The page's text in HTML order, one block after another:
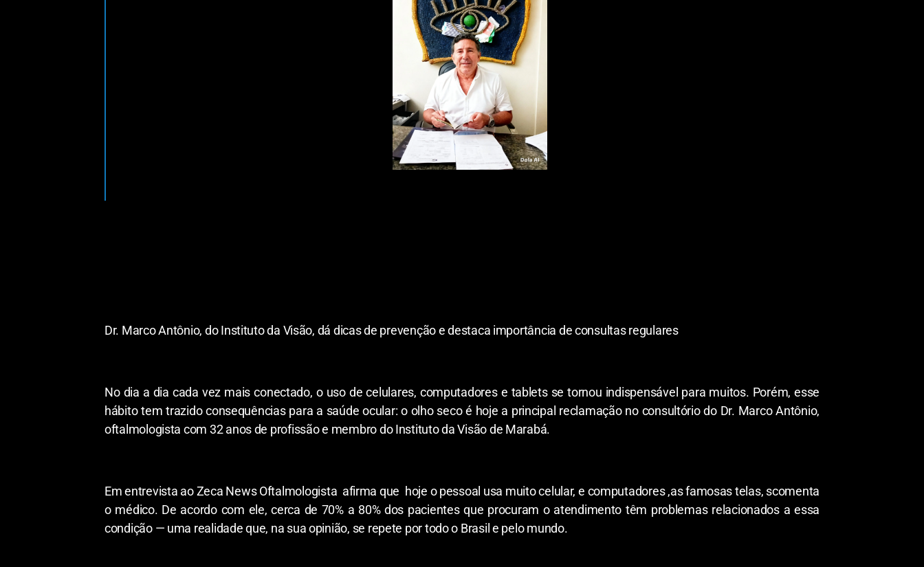
Dr. Marco Antônio, do Instituto da Visão, dá dicas de prevenção e destaca importância de consultas regulares
No dia a dia cada vez mais conectado, o uso de celulares, computadores e tablets se tornou indispensável para muitos. Porém, esse
hábito tem trazido consequências para a saúde ocular: o olho seco é hoje a principal reclamação no consultório do Dr. Marco Antônio,
oftalmologista com 32 anos de profissão e membro do Instituto da Visão de Marabá.
Em entrevista ao Zeca News Oftalmologista afirma que hoje o pessoal usa muito celular, e computadores ,as famosas telas, scomenta
o médico. De acordo com ele, cerca de 70% a 80% dos pacientes que procuram o atendimento têm problemas relacionados a essa
condição — uma realidade que, na sua opinião, se repete por todo o Brasil e pelo mundo.